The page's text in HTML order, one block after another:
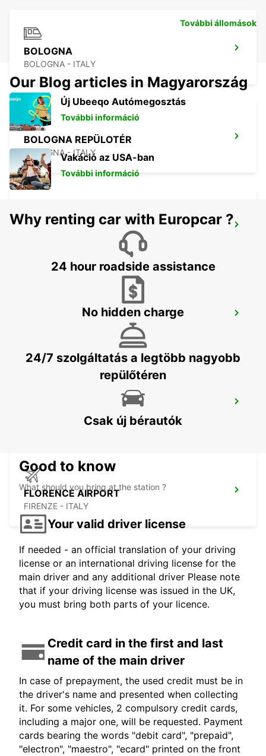
BOLOGNA
BOLOGNA - ITALY
BOLOGNA REPÜLOTÉR
BOLOGNA - ITALY
ROVIGO
FLORENCE NOVOLI
FLORENCE CITY CENTER
FIRENZE - ITALY
FLORENCE AIRPORT
FIRENZE - ITALY
További állomások
Our Blog articles in Magyarország
Új Ubeeqo Autómegosztás
További információ
Vakáció az USA-ban
További információ
Why renting car with Europcar ?
24 hour roadside assistance
No hidden charge
24/7 szolgáltatás a legtöbb nagyobb
repülőtéren
Csak új bérautók
Good to know
What should you bring at the station ?
Your valid driver license
If needed - an official translation of your driving
license or an international driving license for the
main driver and any additional driver Please note
that if your driving license was issued in the UK,
you must bring both parts of your licence.
Credit card in the first and last
name of the main driver
In case of prepayment, the used credit must be in
the driver's name and presented when collecting
it. For some vehicles, 2 compulsory credit cards,
including a major one, will be requested. Payment
cards bearing the words "debit card", "prepaid",
"electron", "maestro", "ecard" printed on the front